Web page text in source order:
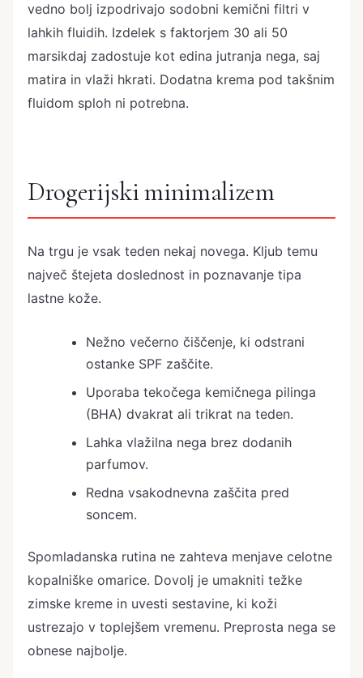
vedno bolj izpodrivajo sodobni kemični filtri v
lahkih fluidih. Izdelek s faktorjem 30 ali 50
marsikdaj zadostuje kot edina jutranja nega, saj
matira in vlaži hkrati. Dodatna krema pod takšnim
fluidom sploh ni potrebna.
Drogerijski minimalizem
Na trgu je vsak teden nekaj novega. Kljub temu
največ štejeta doslednost in poznavanje tipa
lastne kože.
Nežno večerno čiščenje, ki odstrani
ostanke SPF zaščite.
Uporaba tekočega kemičnega pilinga
(BHA) dvakrat ali trikrat na teden.
Lahka vlažilna nega brez dodanih
parfumov.
Redna vsakodnevna zaščita pred
soncem.
Spomladanska rutina ne zahteva menjave celotne
kopalniške omarice. Dovolj je umakniti težke
zimske kreme in uvesti sestavine, ki koži
ustrezajo v toplejšem vremenu. Preprosta nega se
obnese najbolje.